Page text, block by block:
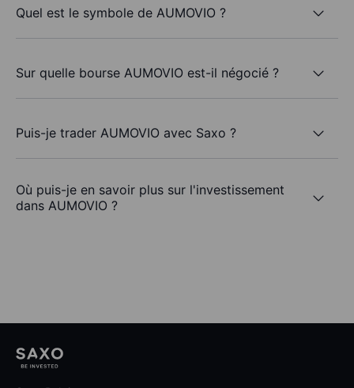
Quel est le symbole de AUMOVIO ?
Sur quelle bourse AUMOVIO est-il négocié ?
Puis-je trader AUMOVIO avec Saxo ?
Où puis-je en savoir plus sur l'investissement
dans AUMOVIO ?